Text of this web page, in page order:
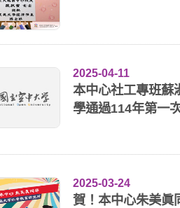
2025-04-11
本中心社工專班蘇
學通過114年第一
2025-03-24
賀！本中心朱美眞